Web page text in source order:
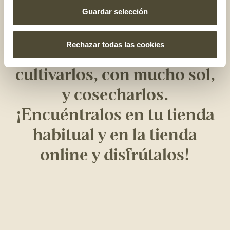
Guardar selección
Rechazar todas las cookies
tenemoslos melocotones
más dulces, gracias a
nuestra manera de
cultivarlos, con mucho sol,
y cosecharlos.
¡Encuéntralos en tu tienda
habitual y en la tienda
online y disfrútalos!